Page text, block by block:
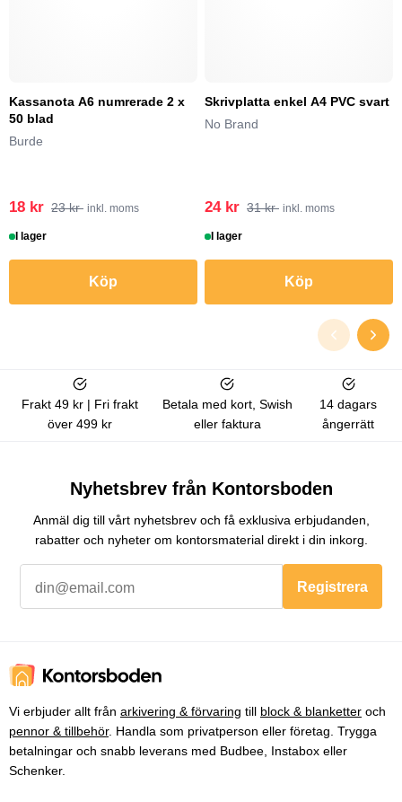
Kassanota A6 numrerade 2 x
50 blad
Burde
18 kr 23 kr inkl. moms
I lager
Köp
Skrivplatta enkel A4 PVC svart
No Brand
24 kr 31 kr inkl. moms
I lager
Köp
Frakt 49 kr | Fri frakt
över 499 kr
Betala med kort, Swish
eller faktura
14 dagars
ångerrätt
Nyhetsbrev från Kontorsboden
Anmäl dig till vårt nyhetsbrev och få exklusiva erbjudanden,
rabatter och nyheter om kontorsmaterial direkt i din inkorg.
Registrera
Vi erbjuder allt från arkivering & förvaring till block & blanketter och
pennor & tillbehör. Handla som privatperson eller företag. Trygga
betalningar och snabb leverans med Budbee, Instabox eller
Schenker.